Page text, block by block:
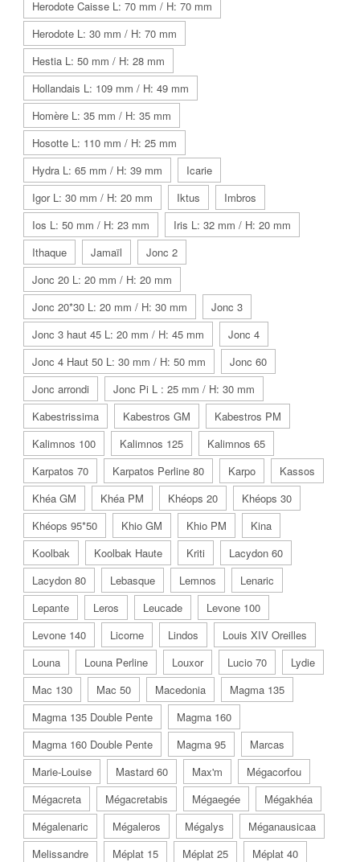
Herodote Caisse L: 70 mm / H: 70 mm
Herodote L: 30 mm / H: 70 mm
Hestia L: 50 mm / H: 28 mm
Hollandais L: 109 mm / H: 49 mm
Homère L: 35 mm / H: 35 mm
Hosotte L: 110 mm / H: 25 mm
Hydra L: 65 mm / H: 39 mm
Icarie
Igor L: 30 mm / H: 20 mm
Iktus
Imbros
Ios L: 50 mm / H: 23 mm
Iris L: 32 mm / H: 20 mm
Ithaque
Jamaïl
Jonc 2
Jonc 20 L: 20 mm / H: 20 mm
Jonc 20*30 L: 20 mm / H: 30 mm
Jonc 3
Jonc 3 haut 45 L: 20 mm / H: 45 mm
Jonc 4
Jonc 4 Haut 50 L: 30 mm / H: 50 mm
Jonc 60
Jonc arrondi
Jonc Pi L : 25 mm / H: 30 mm
Kabestrissima
Kabestros GM
Kabestros PM
Kalimnos 100
Kalimnos 125
Kalimnos 65
Karpatos 70
Karpatos Perline 80 Karpo
Kassos
Khéa GM
Khéa PM Khéops 20
Khéops 30
Khéops 95*50
Khio GM Khio PM
Kina
Koolbak
Koolbak Haute Kriti
Lacydon 60
Lacydon 80
Lebasque Lemnos
Lenaric
Lepante
Leros Leucade
Levone 100
Levone 140
Licorne Lindos
Louis XIV Oreilles
Louna
Louna Perline Louxor Lucio 70
Lydie
Mac 130
Mac 50 Macedonia
Magma 135
Magma 135 Double Pente
Magma 160
Magma 160 Double Pente
Magma 95
Marcas
Marie-Louise
Mastard 60 Max'm
Mégacorfou
Mégacreta
Mégacretabis Mégaegée
Mégakhéa
Mégalenaric
Mégaleros Mégalys
Méganausicaa
Melissandre
Méplat 15 Méplat 25
Méplat 40